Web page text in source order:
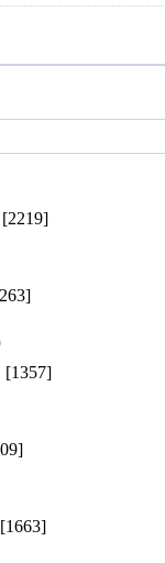
[2219]
[1357]
[1663]